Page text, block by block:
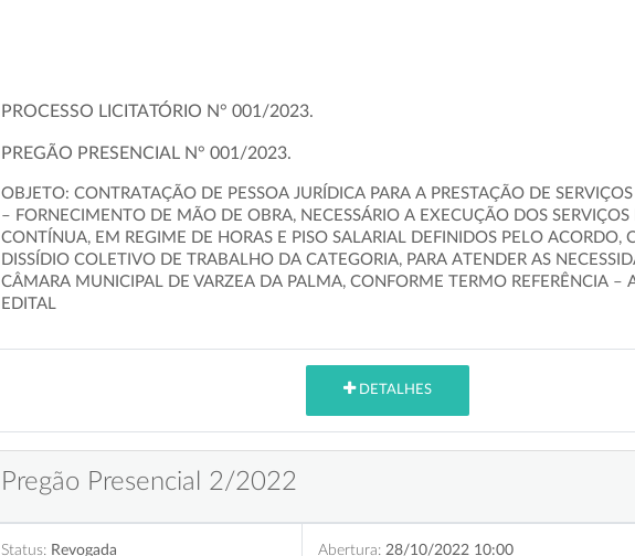
PROCESSO LICITATÓRIO N° 001/2023.
PREGÃO PRESENCIAL N° 001/2023.
OBJETO: CONTRATAÇÃO DE PESSOA JURÍDICA PARA A PRESTAÇÃO DE
– FORNECIMENTO DE MÃO DE OBRA, NECESSÁRIO A EXECUÇÃO DOS
CONTÍNUA, EM REGIME DE HORAS E PISO SALARIAL DEFINIDOS PELO ACORDO,
DISSÍDIO COLETIVO DE TRABALHO DA CATEGORIA, PARA ATENDER AS
CÂMARA MUNICIPAL DE VARZEA DA PALMA, CONFORME TERMO REFERÊNCIA –
EDITAL
DETALHES
Pregão Presencial 2/2022
Status: Revogada Abertura: 28/10/2022 10:00